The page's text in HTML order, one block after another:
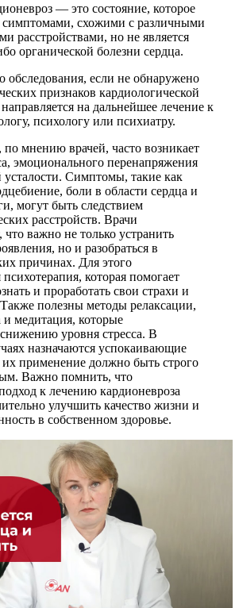
— это состояние, которое
симптомами, схожими с различными
расстройствами, но не является
органической болезни сердца.
обследования, если не обнаружено
признаков кардиологической
на дальнейшее лечение к
психологу или психиатру.
по мнению врачей, часто возникает
эмоционального перенапряжения
усталости. Симптомы, такие как
боли в области сердца и
могут быть следствием
расстройств. Врачи
важно не только устранить
но и разобраться в
причинах. Для этого
психотерапия, которая помогает
и проработать свои страхи и
полезны методы релаксации,
и медитация, которые
уровня стресса. В
назначаются успокаивающие
применение должно быть строго
Важно помнить, что
к лечению кардионевроза
улучшить качество жизни и
в собственном здоровье.